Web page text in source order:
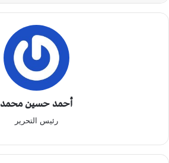
أحمد حسين محمد
رئيس التحرير